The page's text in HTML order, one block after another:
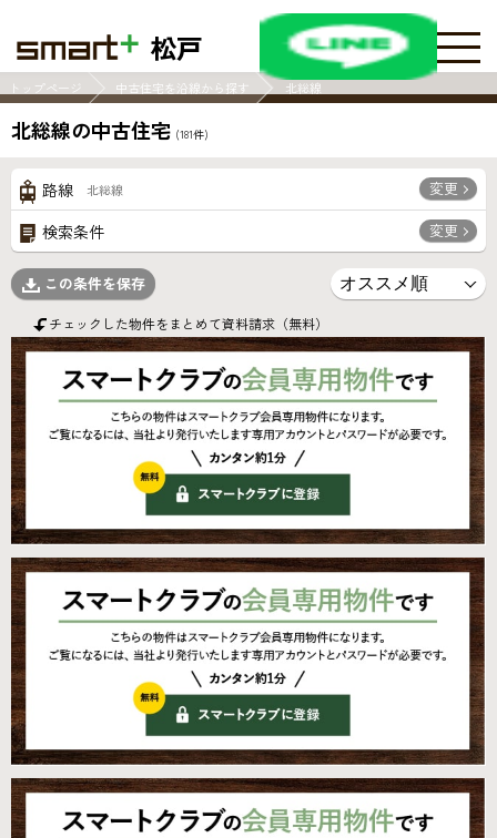
松戸
トップページ 中古住宅を沿線から探す 北総線
北総線の中古住宅 (181件)
路線 北総線 変更
検索条件 変更
この条件を保存
チェックした物件をまとめて資料請求（無料）